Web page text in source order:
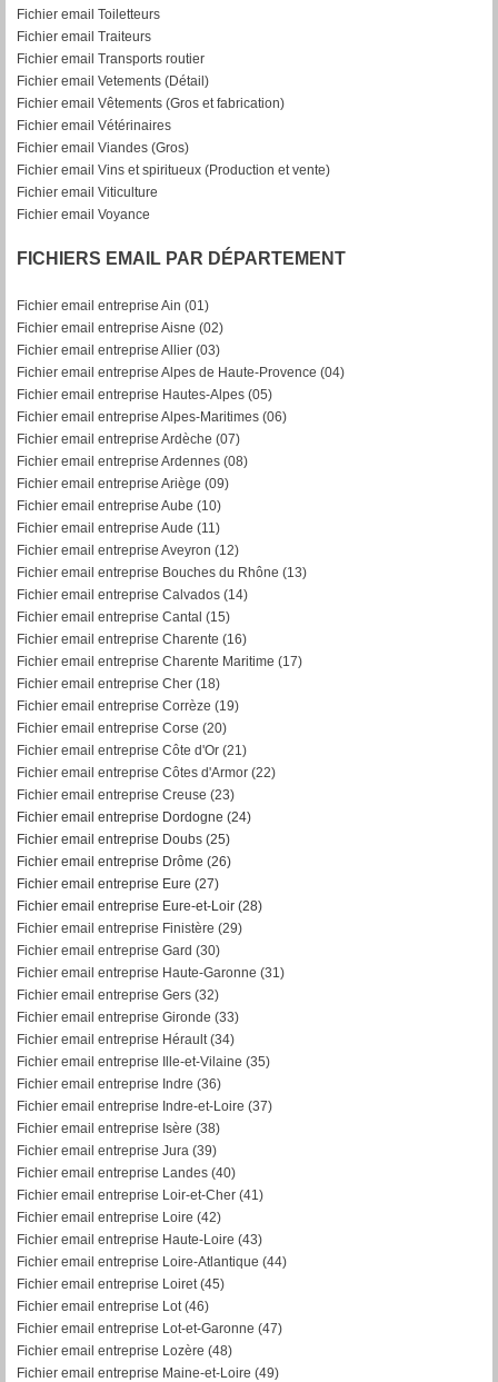
Fichier email Toiletteurs
Fichier email Traiteurs
Fichier email Transports routier
Fichier email Vetements (Détail)
Fichier email Vêtements (Gros et fabrication)
Fichier email Vétérinaires
Fichier email Viandes (Gros)
Fichier email Vins et spiritueux (Production et vente)
Fichier email Viticulture
Fichier email Voyance
FICHIERS EMAIL PAR DÉPARTEMENT
Fichier email entreprise Ain (01)
Fichier email entreprise Aisne (02)
Fichier email entreprise Allier (03)
Fichier email entreprise Alpes de Haute-Provence (04)
Fichier email entreprise Hautes-Alpes (05)
Fichier email entreprise Alpes-Maritimes (06)
Fichier email entreprise Ardèche (07)
Fichier email entreprise Ardennes (08)
Fichier email entreprise Ariège (09)
Fichier email entreprise Aube (10)
Fichier email entreprise Aude (11)
Fichier email entreprise Aveyron (12)
Fichier email entreprise Bouches du Rhône (13)
Fichier email entreprise Calvados (14)
Fichier email entreprise Cantal (15)
Fichier email entreprise Charente (16)
Fichier email entreprise Charente Maritime (17)
Fichier email entreprise Cher (18)
Fichier email entreprise Corrèze (19)
Fichier email entreprise Corse (20)
Fichier email entreprise Côte d'Or (21)
Fichier email entreprise Côtes d'Armor (22)
Fichier email entreprise Creuse (23)
Fichier email entreprise Dordogne (24)
Fichier email entreprise Doubs (25)
Fichier email entreprise Drôme (26)
Fichier email entreprise Eure (27)
Fichier email entreprise Eure-et-Loir (28)
Fichier email entreprise Finistère (29)
Fichier email entreprise Gard (30)
Fichier email entreprise Haute-Garonne (31)
Fichier email entreprise Gers (32)
Fichier email entreprise Gironde (33)
Fichier email entreprise Hérault (34)
Fichier email entreprise Ille-et-Vilaine (35)
Fichier email entreprise Indre (36)
Fichier email entreprise Indre-et-Loire (37)
Fichier email entreprise Isère (38)
Fichier email entreprise Jura (39)
Fichier email entreprise Landes (40)
Fichier email entreprise Loir-et-Cher (41)
Fichier email entreprise Loire (42)
Fichier email entreprise Haute-Loire (43)
Fichier email entreprise Loire-Atlantique (44)
Fichier email entreprise Loiret (45)
Fichier email entreprise Lot (46)
Fichier email entreprise Lot-et-Garonne (47)
Fichier email entreprise Lozère (48)
Fichier email entreprise Maine-et-Loire (49)